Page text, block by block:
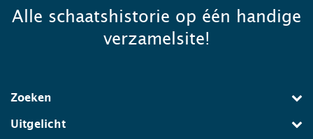
Alle schaatshistorie op één handige
verzamelsite!
Zoeken
Uitgelicht